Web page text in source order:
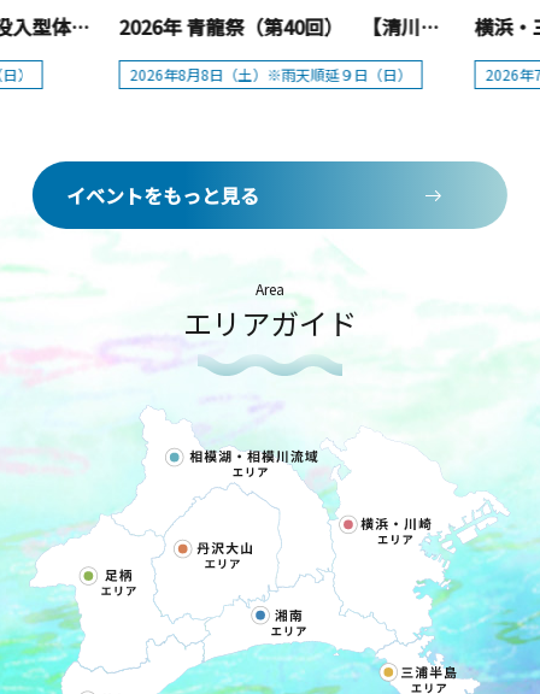
イベントをもっと見る
横浜ランドマークタワー「没入型体験イベント：ウルトラマン ストーリーダイブ展」
）
2026年 青龍祭（第40回） 【清川村】
2026年8月8日（土）※雨天順延９日（日）
Area
エリアガイド